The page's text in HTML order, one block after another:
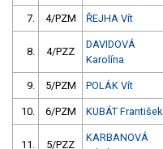
7. 4/PZM ŘEJHA Vít
8. 4/PZZ
DAVIDOVÁ
Karolína
9. 5/PZM POLÁK Vít
10. 6/PZM KUBÁT František
11. 5/PZZ
KARBANOVÁ